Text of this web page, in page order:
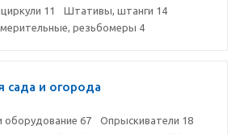
11 Штативы, штанги 14
резьбомеры 4
сада и огорода
оборудование 67 Опрыскиватели 18